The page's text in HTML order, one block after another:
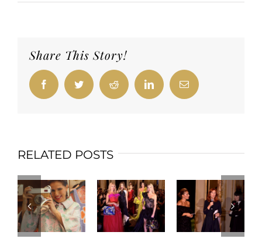
Share This Story!
FacebookTwitter Reddit LinkedInEmail
RELATED POSTS